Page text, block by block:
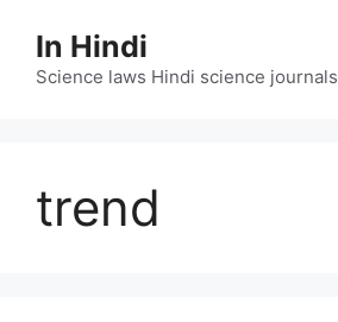
content
In Hindi
Science laws Hindi science journals
trend